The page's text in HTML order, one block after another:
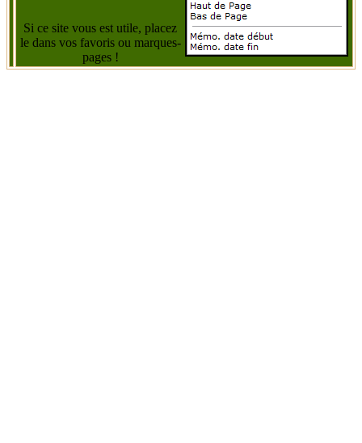
Si ce site vous est utile, placez
le dans vos favoris ou marques-
pages !